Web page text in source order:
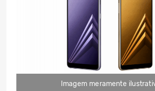
Imagem meramente